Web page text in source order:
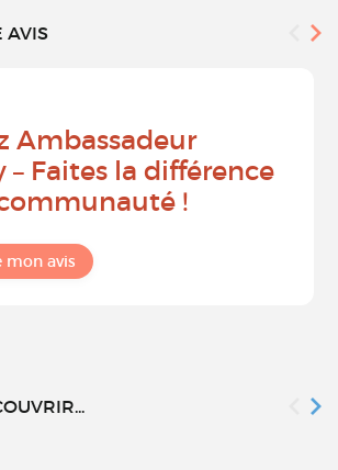
AVIS
Ambassadeur
– Faites la différence
!
mon avis